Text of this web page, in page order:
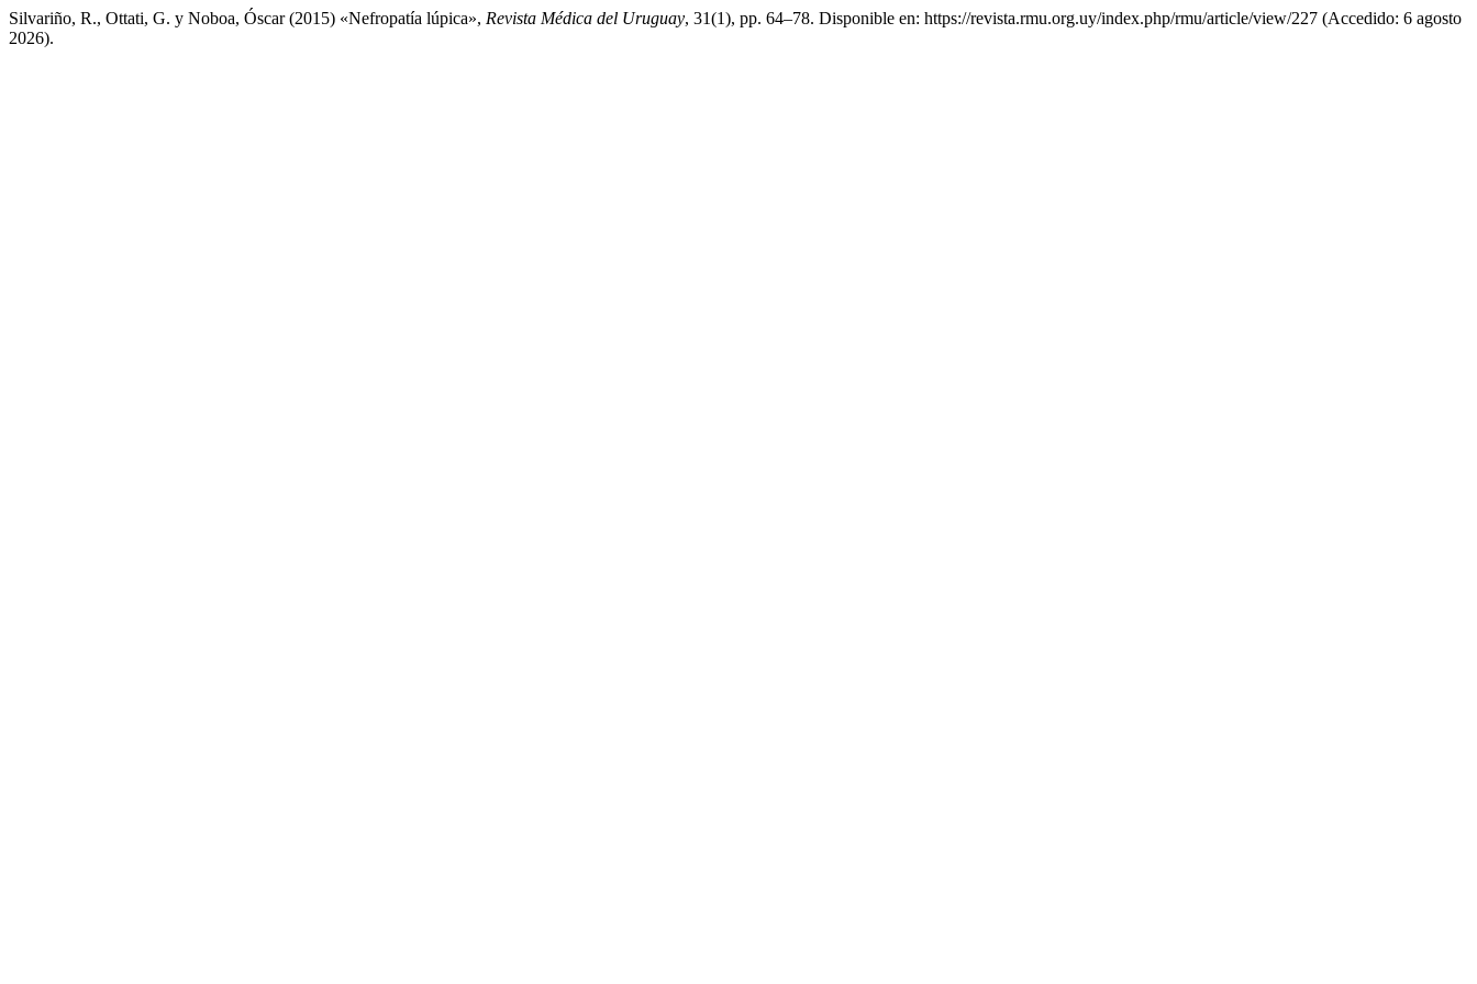
Silvariño, R., Ottati, G. y Noboa, Óscar (2015) «Nefropatía lúpica», Revista Médica del Uruguay, 31(1), pp. 64–78. Disponible en: https://revista.rmu.org.uy/index.php/rmu/article/view/227 (Accedido: 6 agosto
2026).